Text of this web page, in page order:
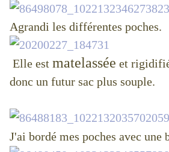
Agrandi les différentes poches.
Elle est matelassée et
donc un futur sac plus souple.
J'ai bordé mes poches avec une